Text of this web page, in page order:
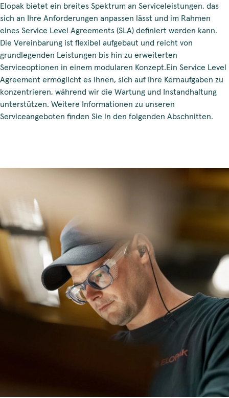
Elopak bietet ein breites Spektrum an Serviceleistungen, das
sich an Ihre Anforderungen anpassen lässt und im Rahmen
eines Service Level Agreements (SLA) definiert werden kann.
Die Vereinbarung ist flexibel aufgebaut und reicht von
grundlegenden Leistungen bis hin zu erweiterten
Serviceoptionen in einem modularen Konzept.Ein Service Level
Agreement ermöglicht es Ihnen, sich auf Ihre Kernaufgaben zu
konzentrieren, während wir die Wartung und Instandhaltung
unterstützen. Weitere Informationen zu unseren
Serviceangeboten finden Sie in den folgenden Abschnitten.